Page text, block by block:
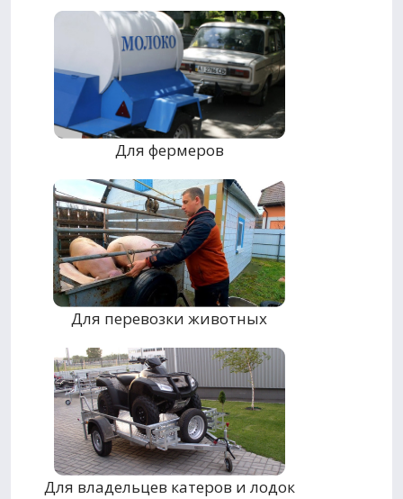
Для фермеров
Для перевозки животных
Для владельцев катеров и лодок